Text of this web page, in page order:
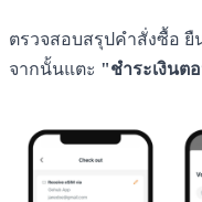
ตรวจสอบสรุปคำสั่งซื้อ ยื
จากนั้นแตะ "ชำระเงินต